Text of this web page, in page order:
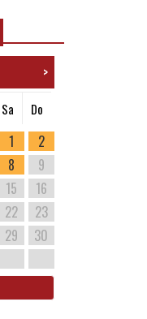
>
Sa Do
1
2
8
9
15
16
22
23
29
30